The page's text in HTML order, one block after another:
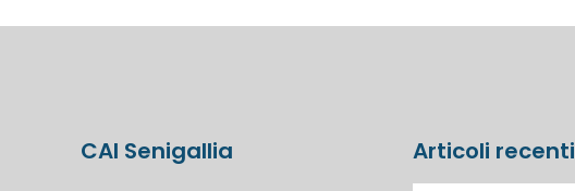
CAI Senigallia Articoli recenti